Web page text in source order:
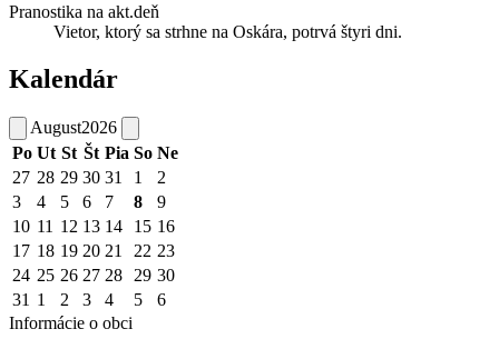
Pranostika na akt.deň
Vietor, ktorý sa strhne na Oskára, potrvá štyri dni.
Kalendár
August2026
Po Ut St Št Pia So Ne
27 28 29 30 31 1
2
3
4 5 6 7 8
9
10 11 12 13 14 15 16
17 18 19 20 21 22 23
24 25 26 27 28 29 30
31 1 2 3 4 5
6
Informácie o obci